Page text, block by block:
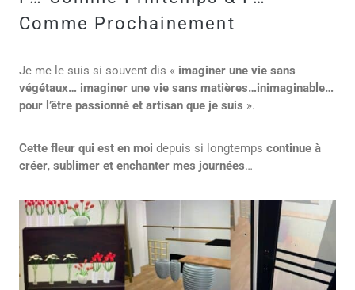
Comme Prochainement
Je me le suis si souvent dis « imaginer une vie sans
végétaux… imaginer une vie sans matières…inimaginable…
pour l’être passionné et artisan que je suis ».
Cette fleur qui est en moi depuis si longtemps continue à
créer, sublimer et enchanter mes journées…